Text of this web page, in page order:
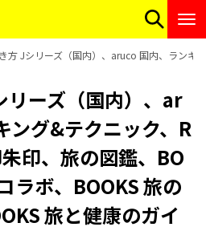
方 Jシリーズ（国内）、aruco 国内、ランキ
リーズ（国内）、ar
ング&テクニック、R
印、旅の図鑑、BO
ラボ、BOOKS 旅の
旅と健康のガイ